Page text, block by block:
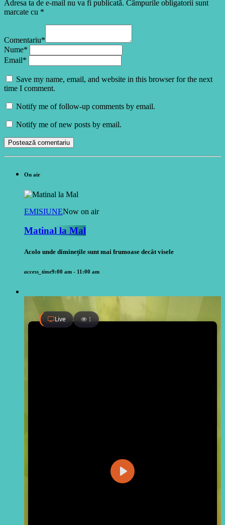
Adresa ta de e-mail nu va fi publicată. Câmpurile obligatorii sunt
marcate cu *
Comentariu*
Nume*
Email*
Save my name, email, and website in this browser for the next
time I comment.
Notify me of follow-up comments by email.
Notify me of new posts by email.
On air
EMISIUNENow on air
Matinal la Mal
Acolo unde diminețile sunt mai frumoase decât visele
access_time9:00 am - 11:00 am